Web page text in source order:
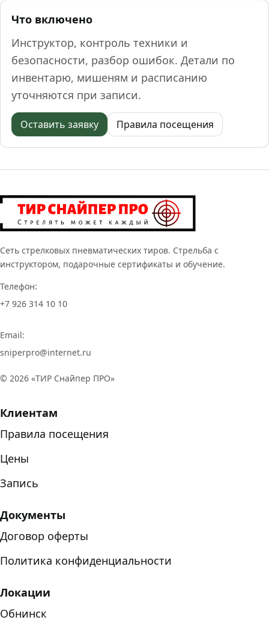
Что включено
Инструктор, контроль техники и
безопасности, разбор ошибок. Детали по
инвентарю, мишеням и расписанию
уточняются при записи.
Оставить заявку Правила посещения
Сеть стрелковых пневматических тиров. Стрельба с
инструктором, подарочные сертификаты и обучение.
Телефон:
+7 926 314 10 10
Email:
sniperpro@internet.ru
© 2026 «ТИР Снайпер ПРО»
Клиентам
Правила посещения
Цены
Запись
Документы
Договор оферты
Политика конфиденциальности
Локации
Обнинск